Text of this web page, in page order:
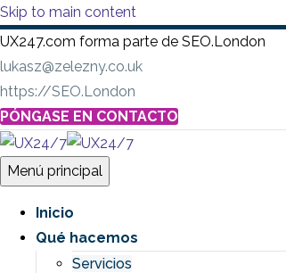
Skip to main content
UX247.com forma parte de SEO.London
lukasz@zelezny.co.uk
https://SEO.London
PÓNGASE EN CONTACTO
Menú principal
Inicio
Qué hacemos
Servicios